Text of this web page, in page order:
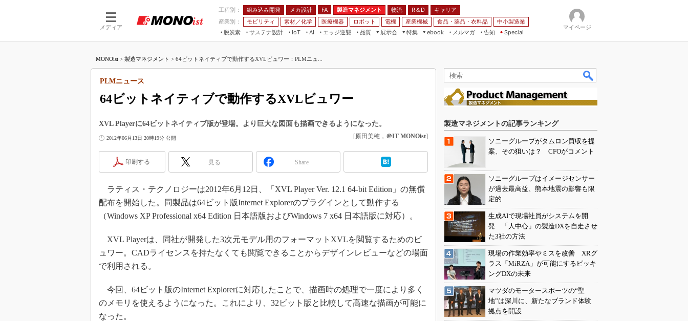
メディア
工程別： 組み込み開発 メカ設計 FA 製造マネジメント 物流 R＆D
キャリア
産業別：
モビリティ 素材／化学 医療機器 ロボット 電機 産業機械 食品・薬品・衣料品
中小製造業
脱炭素
サステナ設計
IoT
つながる工場
AI
AI×設備保全
エッジ逆襲 品質
展示会
JIMTOF
IIFES
ジャパンモビリティショー
人テク展
EdgeTech+
日本ものづくりワールド
産業オープンネット展
特集
つながるクルマ
VR／AR
FPGA
組み込みモデリング
Windows Embedded
車載ソフト開発
ISO26262
無償設計ツール
デジタルツインとCAE
イノベーション
ebook
素材／化学
メルマガ
告知 Special
マイページ
MONOist > 製造マネジメント > 64ビットネイティブで動作するXVLビュワー：PLMニュ...
64ビットネイティブで動作するXVLビュワー
PLMニュース
XVL Playerに64ビットネイティブ版が登場。より巨大な図面も描画できるようになった。
2012年06月13日 20時19分 公開 [原田美穂， ＠IT MONOist]
印刷する 見る Share
ラティス・テクノロジーは2012年6月12日、「XVL Player Ver. 12.1 64-bit Edition」の無償
配布を開始した。同製品は64ビット版Internet Explorerのプラグインとして動作する
（Windows XP Professional x64 Edition 日本語版およびWindows 7 x64 日本語版に対応）。
XVL Playerは、同社が開発した3次元モデル用のフォーマットXVLを閲覧するためのビ
ュワー。CADライセンスを持たなくても閲覧できることからデザインレビューなどの場面
で利用される。
今回、64ビット版のInternet Explorerに対応したことで、描画時の処理で一度により多く
のメモリを使えるようになった。これにより、32ビット版と比較して高速な描画が可能に
なった。
製造マネジメントの記事ランキング
ソニーグループがタムロン買収を提
案、その狙いは？ CFOがコメント
ソニーグループはイメージセンサー
が過去最高益、熊本地震の影響も限
定的
生成AIで現場社員がシステムを開
発 「人中心」の製造DXを自走させ
た3社の方法
現場の作業効率やミスを改善 XRグ
ラス「MiRZA」が可能にするピッキ
ングDXの未来
マツダのモータースポーツの“聖
地”は深川に、新たなブランド体験
拠点を開設